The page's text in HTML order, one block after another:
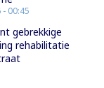
00:45
gebrekkige
rehabilitatie